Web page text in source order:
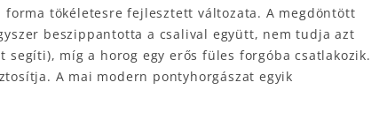
forma tökéletesre fejlesztett változata. A megdöntött
beszippantotta a csalival együtt, nem tudja azt
míg a horog egy erős füles forgóba csatlakozik.
A mai modern pontyhorgászat egyik